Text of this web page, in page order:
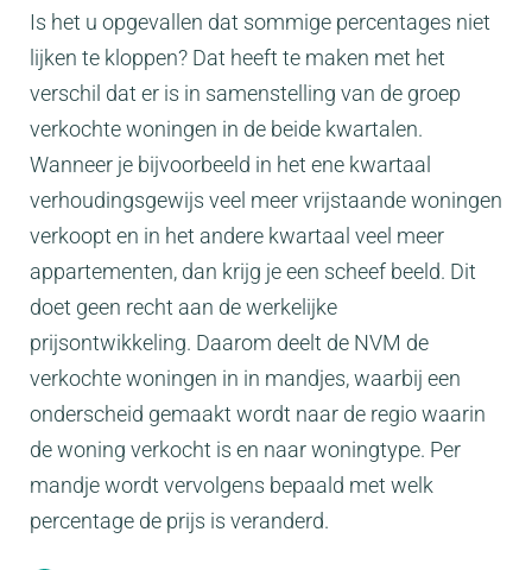
Is het u opgevallen dat sommige percentages niet
lijken te kloppen? Dat heeft te maken met het
verschil dat er is in samenstelling van de groep
verkochte woningen in de beide kwartalen.
Wanneer je bijvoorbeeld in het ene kwartaal
verhoudingsgewijs veel meer vrijstaande woningen
verkoopt en in het andere kwartaal veel meer
appartementen, dan krijg je een scheef beeld. Dit
doet geen recht aan de werkelijke
prijsontwikkeling. Daarom deelt de NVM de
verkochte woningen in in mandjes, waarbij een
onderscheid gemaakt wordt naar de regio waarin
de woning verkocht is en naar woningtype. Per
mandje wordt vervolgens bepaald met welk
percentage de prijs is veranderd.